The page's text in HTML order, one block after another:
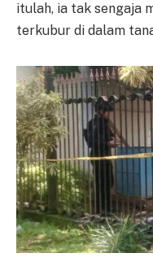
itulah, ia tak sengaja
terkubur di dalam